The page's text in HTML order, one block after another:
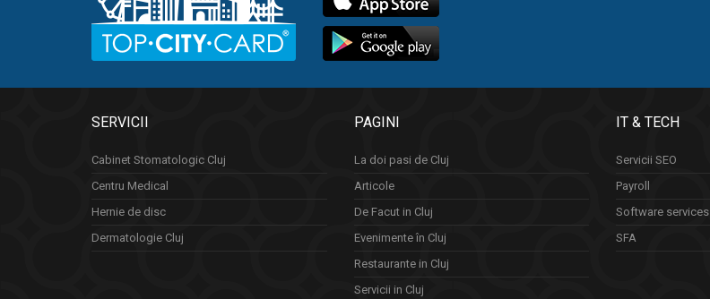
SERVICII
Cabinet Stomatologic Cluj
Centru Medical
Hernie de disc
Dermatologie Cluj
PAGINI
La doi pasi de Cluj
Articole
De Facut in Cluj
Evenimente în Cluj
Restaurante in Cluj
Servicii in Cluj
IT & TECH
Servicii SEO
Payroll
Software services
SFA